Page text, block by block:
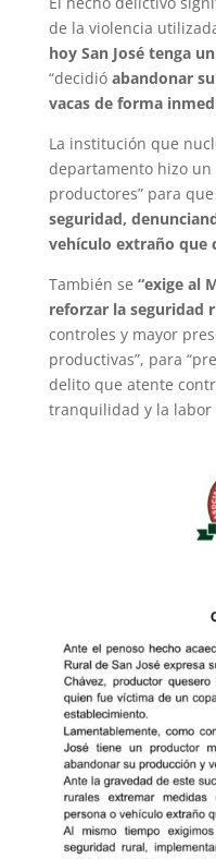
de la violencia
hoy San José tenga
“decidió abandonar
vacas de forma
La institución que
departamento hizo un
productores” para que
seguridad,
vehículo extraño que
También se “exige al
reforzar la seguridad
controles y mayor
productivas”, para
delito que atente
tranquilidad y la labor